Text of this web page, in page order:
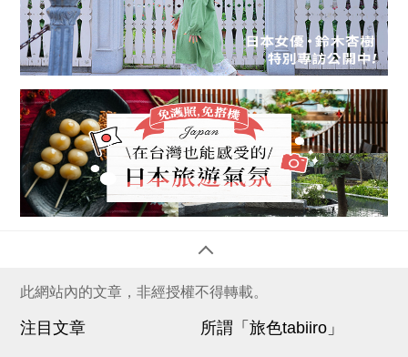
此網站內的文章，非經授權不得轉載。
注目文章 所謂「旅色tabiiro」